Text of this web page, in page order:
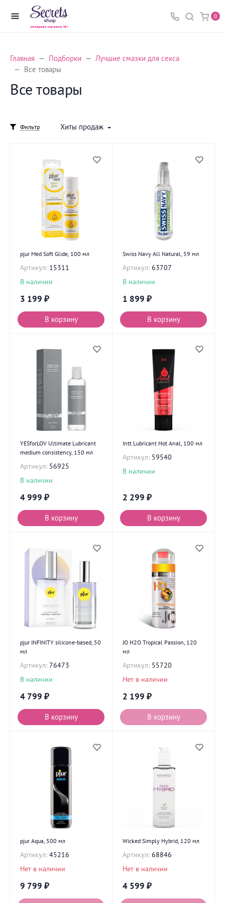
0
Главная Подборки
Лучшие смазки для секса
Все товары
Все товары
Фильтр Хиты продаж
pjur Med Soft Glide, 100 мл
Артикул: 15311
В наличии
3 199 ₽
В корзину
Swiss Navy All Natural, 59 мл
Артикул: 63707
В наличии
1 899 ₽
В корзину
YESforLOV Ultimate Lubricant
medium consistency, 150 мл
Артикул: 56925
В наличии
4 999 ₽
В корзину
Intt Lubricant Hot Anal, 100 мл
Артикул: 59540
В наличии
2 299 ₽
В корзину
pjur INFINITY silicone-based, 50
мл
Артикул: 76473
В наличии
4 799 ₽
В корзину
JO H2O Tropical Passion, 120
мл
Артикул: 55720
Нет в наличии
2 199 ₽
В корзину
pjur Aqua, 500 мл
Артикул: 45216
Нет в наличии
9 799 ₽
Wicked Simply Hybrid, 120 мл
Артикул: 68846
Нет в наличии
4 599 ₽